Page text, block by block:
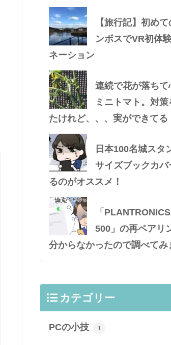
【旅行記】初め
ンボスでVR初体
ネーション
連続で花が落ちて
ミニトマト。対
たけれど、、、実ができてる
日本100名城スタ
サイズブックカ
るのがオススメ！
「
500」の再ペアリ
分からなかったので調べてみ
カテゴリー
PCの小技 1